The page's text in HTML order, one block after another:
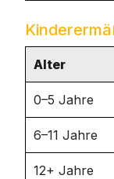
Alter
0–5 Jahre
6–11 Jahre
12+ Jahre